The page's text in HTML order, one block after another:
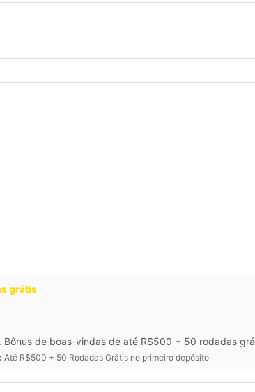
grátis
de boas-vindas de até R$500 + 50 rodadas
Até R$500 + 50 Rodadas Grátis no primeiro depósito